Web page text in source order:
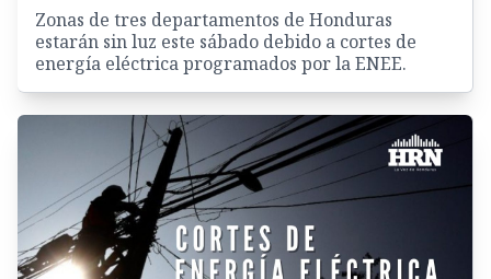
Zonas de tres departamentos de Honduras
estarán sin luz este sábado debido a cortes de
energía eléctrica programados por la ENEE.